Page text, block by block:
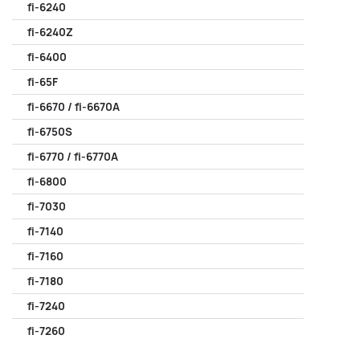
fi-6240
fi-6240Z
fi-6400
fi-65F
fi-6670 / fi-6670A
fi-6750S
fi-6770 / fi-6770A
fi-6800
fi-7030
fi-7140
fi-7160
fi-7180
fi-7240
fi-7260